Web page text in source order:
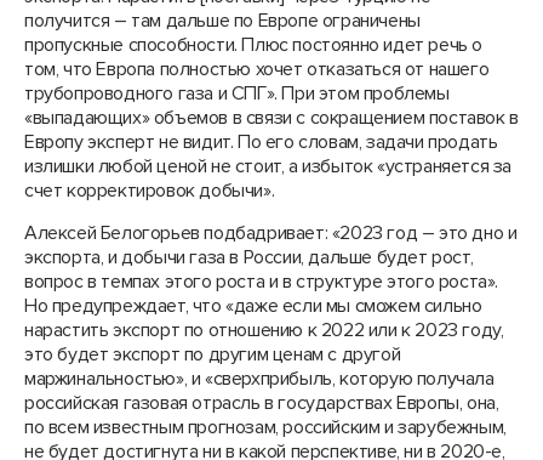
получится – там дальше по Европе ограничены
пропускные способности. Плюс постоянно идет речь о
том, что Европа полностью хочет отказаться от нашего
трубопроводного газа и СПГ». При этом проблемы
«выпадающих» объемов в связи с сокращением поставок в
Европу эксперт не видит. По его словам, задачи продать
излишки любой ценой не стоит, а избыток «устраняется за
счет корректировок добычи».
Алексей Белогорьев подбадривает: «2023 год – это дно и
экспорта, и добычи газа в России, дальше будет рост,
вопрос в темпах этого роста и в структуре этого роста».
Но предупреждает, что «даже если мы сможем сильно
нарастить экспорт по отношению к 2022 или к 2023 году,
это будет экспорт по другим ценам с другой
маржинальностью», и «сверхприбыль, которую получала
российская газовая отрасль в государствах Европы, она,
по всем известным прогнозам, российским и зарубежным,
не будет достигнута ни в какой перспективе, ни в 2020-е,